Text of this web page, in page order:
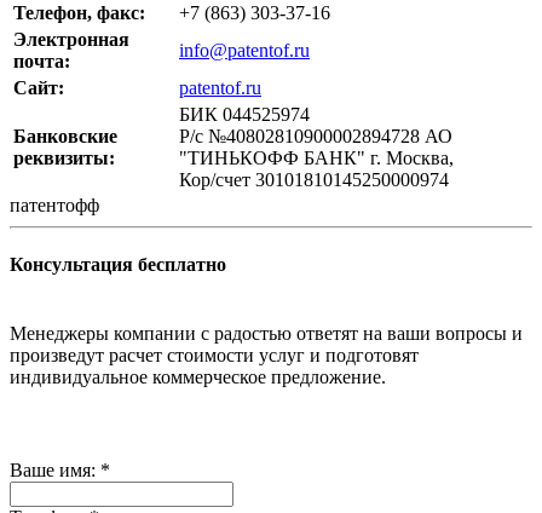
Телефон, факс:
+7 (863) 303-37-16
Электронная
почта:
info@patentof.ru
Сайт:
patentof.ru
Банковские
реквизиты:
БИК 044525974
Р/с №40802810900002894728 АО
"ТИНЬКОФФ БАНК" г. Москва,
Кор/счет 30101810145250000974
патентофф
Консультация бесплатно
Менеджеры компании с радостью ответят на ваши вопросы и
произведут расчет стоимости услуг и подготовят
индивидуальное коммерческое предложение.
Ваше имя: *